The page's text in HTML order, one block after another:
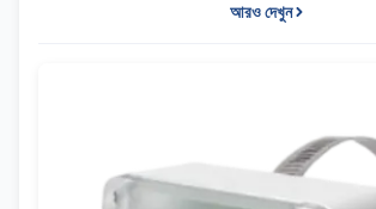
আরও দেখুন